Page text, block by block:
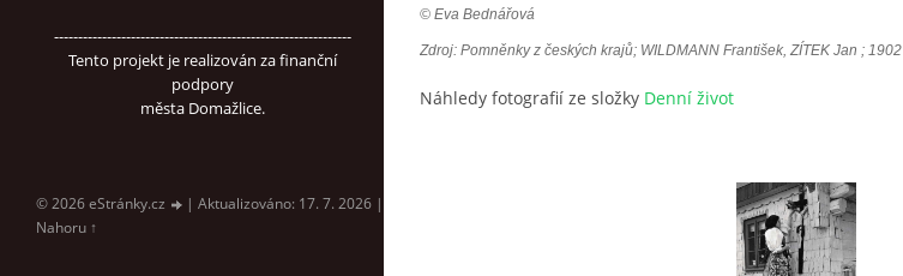
--------------------------------------------------------------
Tento projekt je realizován za finanční
podpory
města Domažlice.
© 2026 eStránky.cz | Aktualizováno: 17. 7. 2026 |
Nahoru ↑
© Eva Bednářová
Zdroj: Pomněnky z českých krajů; WILDMANN František, ZÍTEK Jan ; 1902
Náhledy fotografií ze složky Denní život